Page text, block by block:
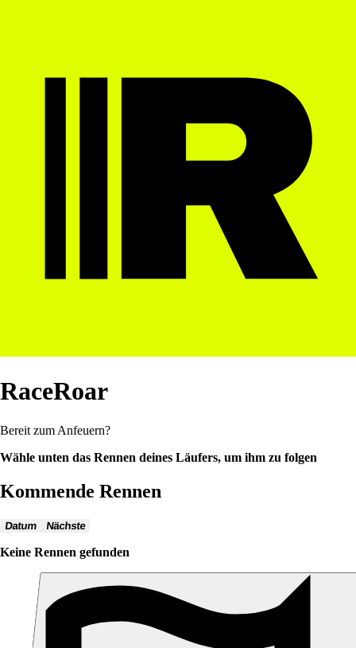
RaceRoar
Bereit zum Anfeuern?
Wähle unten das Rennen deines Läufers, um ihm zu folgen
Kommende Rennen
Datum Nächste
Keine Rennen gefunden